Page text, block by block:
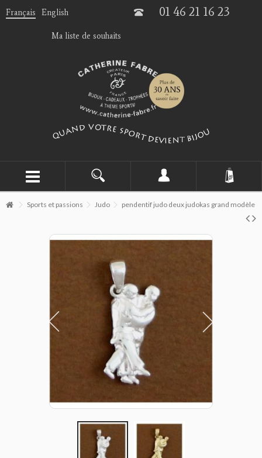
Français English 01 46 21 16 23
Ma liste de souhaits
Sports et passions Judo pendentif judo deux judokas grand modèle